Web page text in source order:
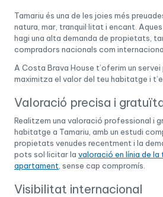
Tamariu és una de les joies més
natura, mar, tranquil·litat i encant.
hagi una alta demanda de propietats,
compradors nacionals com
A Costa Brava House t’oferim un
maximitza el valor del teu habitatge i
Valoració precisa i
Realitzem una valoració professional i
habitatge a Tamariu, amb un estudi
propietats venudes recentment i la
pots sol·licitar la valoració en línia de la
apartament , sense cap compromís.
Visibilitat internacional